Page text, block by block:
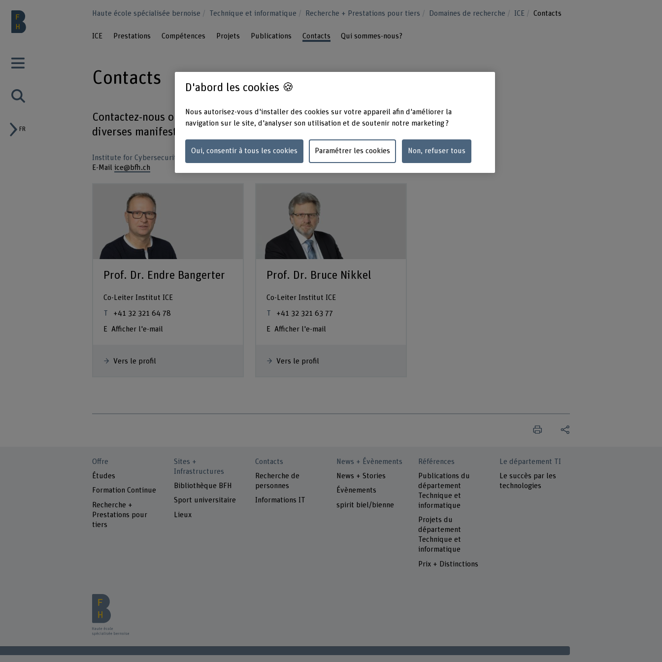
FR
Haute école spécialisée bernoise Technique et informatique Recherche + Prestations pour tiers Domaines de recherche ICE Contacts
ICE Prestations Compétences Projets Publications Contacts Qui sommes-nous?
Contacts
Contactez-nous ou discutez directement avec nos spécialistes lors de
diverses manifestations.
Institute for Cybersecurity and Engineering ICE
E-Mailice@bfh.ch
Prof. Dr. Endre Bangerter
Co-Leiter Institut ICE
+41 32 321 64 78
Afficher l'e-mail
Vers le profil
Prof. Dr. Bruce Nikkel
Co-Leiter Institut ICE
+41 32 321 63 77
Afficher l'e-mail
Vers le profil
Offre
Études
Formation Continue
Recherche +
Prestations pour
tiers
Sites +
Infrastructures
Bibliothèque BFH
Sport universitaire
Lieux
Contacts
Recherche de
personnes
Informations IT
News + Évènements
News + Stories
Évènements
spirit biel/bienne
Références
Publications du
département
Technique et
informatique
Projets du
département
Technique et
informatique
Prix + Distinctions
Le département TI
Le succès par les
technologies
D'abord les cookies 🍪
Nous autorisez-vous d'installer des cookies sur votre appareil afin d'améliorer la
navigation sur le site, d'analyser son utilisation et de soutenir notre marketing ?
Oui, consentir à tous les cookies Paramétrer les cookies Non, refuser tous